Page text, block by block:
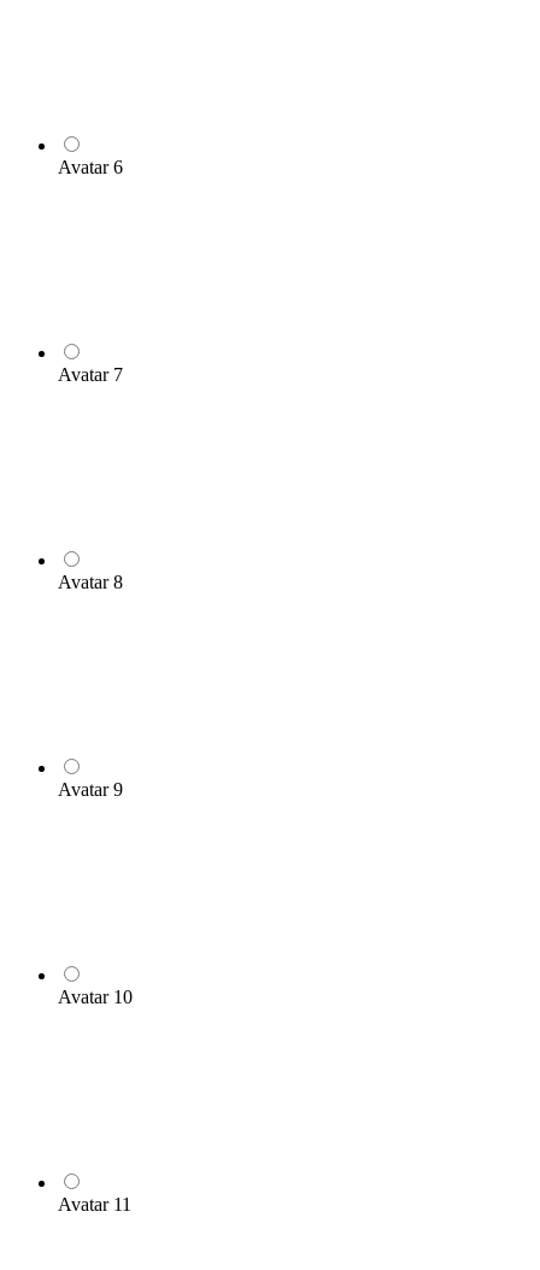
Avatar 6
Avatar 7
Avatar 8
Avatar 9
Avatar 10
Avatar 11